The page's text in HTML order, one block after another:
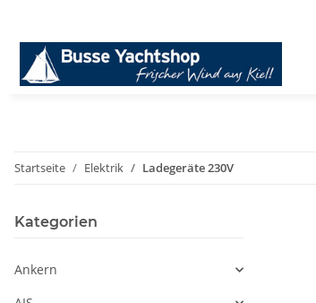
Startseite Elektrik Ladegeräte 230V
Kategorien
Ankern